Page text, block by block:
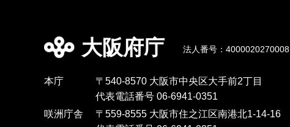
大阪府庁 法人番号：4000020270008
本庁
〒540-8570 大阪市中央区大手前2丁目
代表電話番号 06-6941-0351
咲洲庁舎
〒559-8555 大阪市住之江区南港北1-14-16